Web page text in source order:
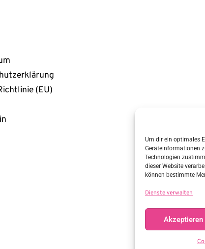
Um dir ein optimales
Geräteinformationen
Technologien
dieser Website
können bestimmte
Dienste verwalten
Akzeptieren
(EU)